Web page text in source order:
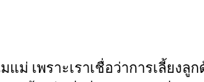
ม่ เพราะเราเชื่อว่าการเลี้ย